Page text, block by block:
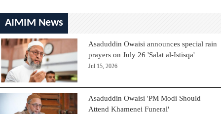
AIMIM News
Asaduddin Owaisi announces special rain
prayers on July 26 'Salat al-Istisqa'
Jul 15, 2026
Asaduddin Owaisi 'PM Modi Should
Attend Khamenei Funeral'